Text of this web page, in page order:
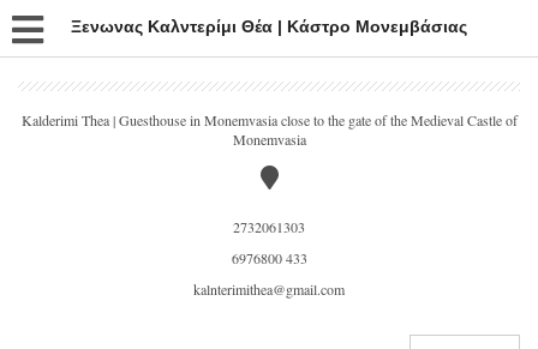
Ξενωνας Καλντερίμι Θέα | Κάστρο Μονεμβάσιας
Kalderimi Thea | Guesthouse in Monemvasia close to the gate of the Medieval Castle of
Monemvasia
2732061303
6976800 433
kalnterimithea@gmail.com